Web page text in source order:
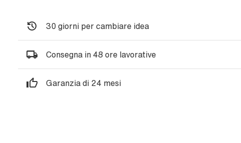
30 giorni per cambiare idea
Consegna in 48 ore lavorative
Garanzia di 24 mesi